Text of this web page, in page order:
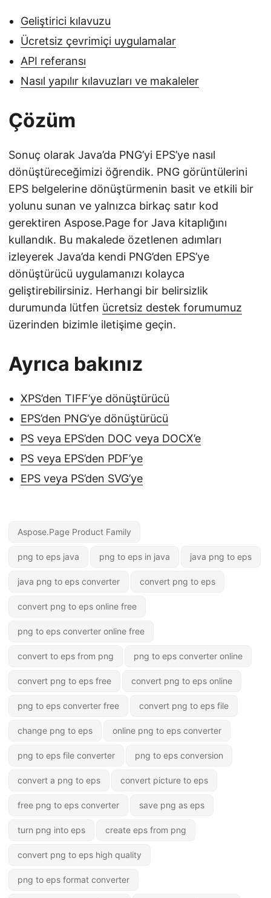
Geliştirici kılavuzu
Ücretsiz çevrimiçi uygulamalar
API referansı
Nasıl yapılır kılavuzları ve makaleler
Çözüm
Sonuç olarak Java’da PNG’yi EPS’ye nasıl
dönüştüreceğimizi öğrendik. PNG görüntülerini
EPS belgelerine dönüştürmenin basit ve etkili bir
yolunu sunan ve yalnızca birkaç satır kod
gerektiren Aspose.Page for Java kitaplığını
kullandık. Bu makalede özetlenen adımları
izleyerek Java’da kendi PNG’den EPS’ye
dönüştürücü uygulamanızı kolayca
geliştirebilirsiniz. Herhangi bir belirsizlik
durumunda lütfen ücretsiz destek forumumuz
üzerinden bizimle iletişime geçin.
Ayrıca bakınız
XPS’den TIFF’ye dönüştürücü
EPS’den PNG’ye dönüştürücü
PS veya EPS’den DOC veya DOCX’e
PS veya EPS’den PDF’ye
EPS veya PS’den SVG’ye
Aspose.Page Product Family
png to eps java png to eps in java java png to eps
java png to eps converter convert png to eps
convert png to eps online free
png to eps converter online free
convert to eps from png png to eps converter online
convert png to eps free convert png to eps online
png to eps converter free convert png to eps file
change png to eps online png to eps converter
png to eps file converter png to eps conversion
convert a png to eps convert picture to eps
free png to eps converter save png as eps
turn png into eps create eps from png
convert png to eps high quality
png to eps format converter